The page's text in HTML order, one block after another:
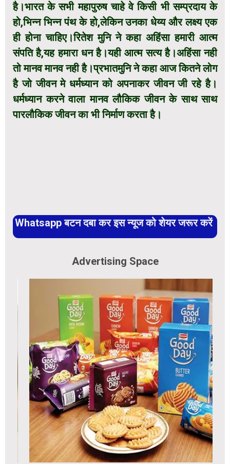
है।भारत के सभी महापुरुष चाहे वे किसी भी सम्प्रदाय के
हो,भिन्न भिन्न पंथ के हो,लेकिन उनका धेय्य और लक्ष्य एक
ही होना चाहिए।रितेश मुनि ने कहा अहिंसा हमारी आत्म
संपति है,यह हमारा धन है।यही आत्म सत्य है।अहिंसा नही
तो मानव मानव नही है।प्रभातमुनि ने कहा आज कितने लोग
है जो जीवन मे धर्मध्यान को अपनाकर जीवन जी रहे है।
धर्मध्यान करने वाला मानव लौकिक जीवन के साथ साथ
पारलौकिक जीवन का भी निर्माण करता है।
Whatsapp बटन दबा कर इस न्यूज को शेयर जरूर करें
Advertising Space